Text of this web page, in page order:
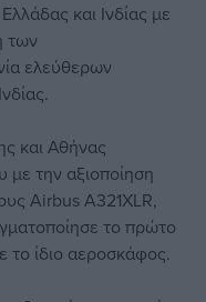
και Ινδίας με
των
ελεύθερων
και Αθήνας
με την αξιοποίηση
Airbus A321XLR,
το πρώτο
το ίδιο αεροσκάφος.